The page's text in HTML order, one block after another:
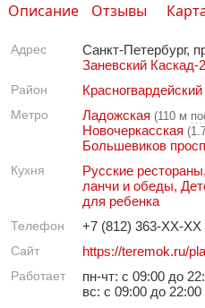
Описание Отзывы
Адрес Санкт-Петербург,
Заневский Каскад-2
Район
Метро Ладожская (110 м
Новочеркасская
Большевиков
Кухня Русские
ланчи и обеды,
для ребенка
Телефон +7 (812) 363-XX-XX
Сайт https://teremok.ru/
Работает
пн-чт: с 09:00 до
вс: с 09:00 до 22:00